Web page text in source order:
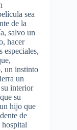
sea
de la
salvo un
hacer
especiales,
un instinto
un
interior
su
hijo que
de
hospital